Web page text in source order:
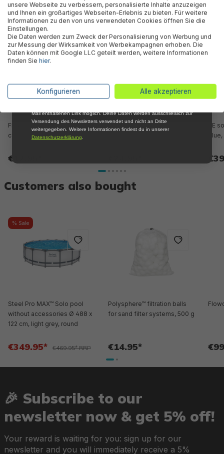
Similar products
Flowclear™ PE solar pool
cover Ø 210 cm, blue, round
€12.95*
PE solar pool cover Ø 289 cm,
PE
Customers also bought
% Sale
Steel Pro MAX™ Solo pool
without accessories Ø 488 x
122 cm, light grey, round
€349.95* €469.95* RRP
Polysphere™ filtration balls
for sand filter systems, 500 g
€14.95*
🎉 Subscribe to our
newsletter now & get 5% off!
Your reward is waiting for you: sign up for our
newsletter and you will immediately receive a 5%
unsere Webseite zu verbessern, personalisierte Inhalte anzuzeigen
und Ihnen ein großartiges Webseiten-Erlebnis zu bieten. Für weitere
Informationen zu den von uns verwendeten Cookies öffnen Sie die
Einstellungen.
Die Daten werden zum Zweck der Personalisierung von Werbung und
zur Messung der Wirksamkeit von Werbekampagnen erhoben. Die
Daten können mit Google LLC geteilt werden, weitere Informationen
finden Sie hier.
Konfigurieren Alle akzeptieren
Aktionen mehr und sichere Dir 5 %
Willkommensrabatt auf nicht reduzierte Ware
bei Deiner ersten Bestellung !*
Email
*Mit der Anmeldung zum Newsletter stimmst du zu, regelmäßig per E-
Mail über aktuelle Angebote, Aktionen und Produktneuheiten
Mail enthaltenen Link möglich. Deine Daten werden ausschließlich zur
Versendung des Newsletters verwendet und nicht an Dritte
weitergegeben. Weitere Informationen findest du in unserer
Datenschutzerklärung